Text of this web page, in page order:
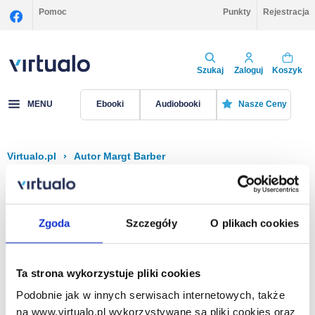
Zgoda Szczegóły O plikach cookies
Ta strona wykorzystuje pliki cookies
Podobnie jak w innych serwisach internetowych, także
na www.virtualo.pl wykorzystywane są pliki cookies oraz
Pomoc Punkty Rejestracja
Szukaj Zaloguj Koszyk
MENU Ebooki Audiobooki Nasze Ceny
Virtualo.pl › Autor Margt Barber
Filtruj Sortuj
Na stronie